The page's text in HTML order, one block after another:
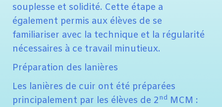
souplesse et solidité. Cette étape a
également permis aux élèves de se
familiariser avec la technique et la régularité
nécessaires à ce travail minutieux.
Préparation des lanières
Les lanières de cuir ont été préparées
principalement par les élèves de 2nd MCM :